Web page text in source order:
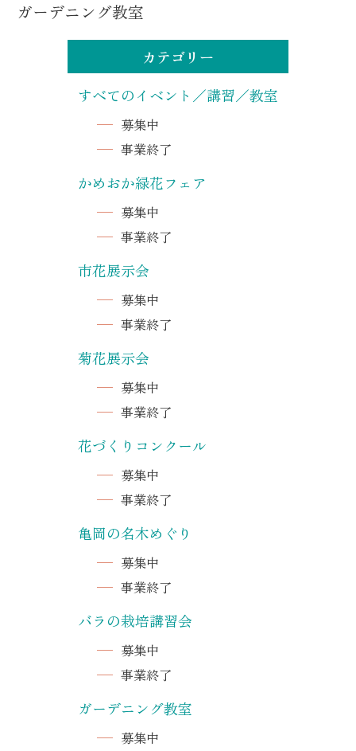
ガーデニング教室
カテゴリー
すべてのイベント／講習／教室
募集中
事業終了
かめおか緑花フェア
募集中
事業終了
市花展示会
募集中
事業終了
菊花展示会
募集中
事業終了
花づくりコンクール
募集中
事業終了
亀岡の名木めぐり
募集中
事業終了
バラの栽培講習会
募集中
事業終了
ガーデニング教室
募集中